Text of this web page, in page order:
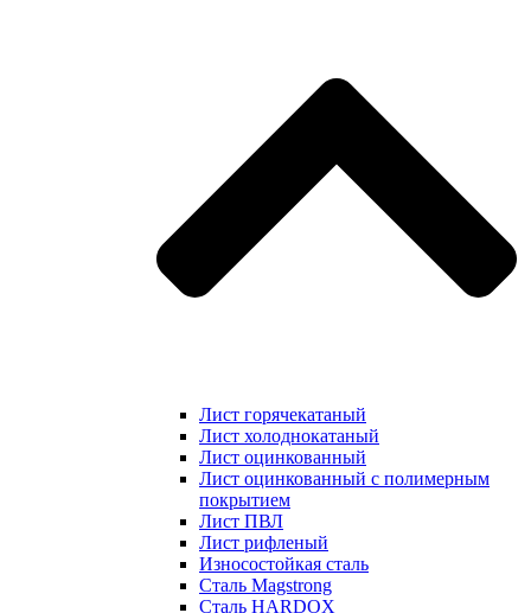
Лист горячекатаный
Лист холоднокатаный
Лист оцинкованный
Лист оцинкованный с полимерным
покрытием
Лист ПВЛ
Лист рифленый
Износостойкая сталь
Сталь Magstrong
Сталь HARDOX